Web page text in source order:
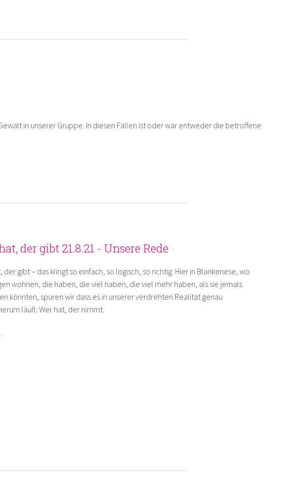
in unserer Gruppe. In diesen Fällen ist oder war entweder die betroffene
der gibt 21.8.21 - Unsere Rede
der gibt – das klingt so einfach, so logisch, so richtig. Hier in Blankenese, wo
wohnen, die haben, die viel haben, die viel mehr haben, als sie jemals
könnten, spüren wir dass es in unserer verdrehten Realität genau
läuft: Wer hat, der nimmt.